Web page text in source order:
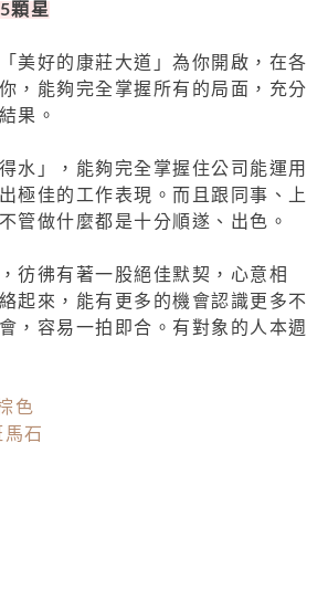
顆星
美好的康莊大道」為你開啟，在各
，能夠完全掌握所有的局面，充分
果。
水」，能夠完全掌握住公司能運用
極佳的工作表現。而且跟同事、上
管做什麼都是十分順遂、出色。
彷彿有著一股絕佳默契，心意相
起來，能有更多的機會認識更多不
，容易一拍即合。有對象的人本週
色
石